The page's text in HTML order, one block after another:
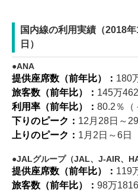
国内線の利用実績（2018
日）
ANA
提供座席数（前年比）： 180
旅客数（前年比）： 145万
利用率（前年比）： 80.2％（
下りのピーク： 12月28日～
上りのピーク： 1月2日～6日
JALグループ（JAL、J-AIR、
提供座席数（前年比）： 119
旅客数（前年比）： 98万